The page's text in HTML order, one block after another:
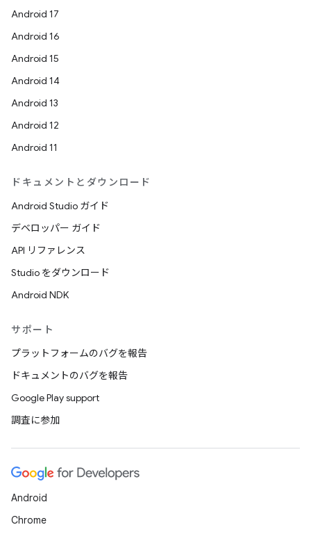
Android 17
Android 16
Android 15
Android 14
Android 13
Android 12
Android 11
ドキュメントとダウンロード
Android Studio ガイド
デベロッパー ガイド
API リファレンス
Studio をダウンロード
Android NDK
サポート
プラットフォームのバグを報告
ドキュメントのバグを報告
Google Play support
調査に参加
Android
Chrome